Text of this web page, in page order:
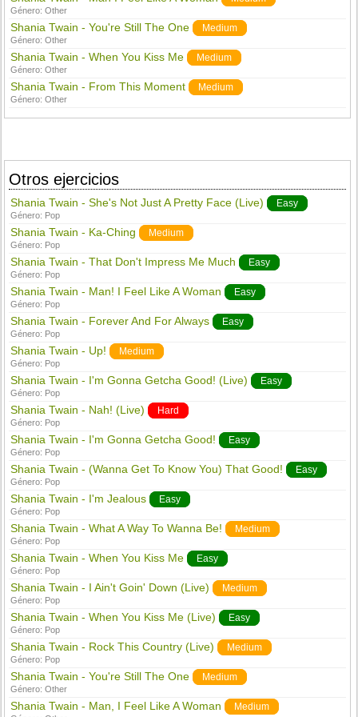
Género:Other
Shania Twain - You're Still The One Medium
Género:Other
Shania Twain - When You Kiss Me Medium
Género:Other
Shania Twain - From This Moment Medium
Género:Other
Otros ejercicios
Shania Twain - She's Not Just A Pretty Face (Live) Easy
Género: Pop
Shania Twain - Ka-Ching Medium
Género: Pop
Shania Twain - That Don't Impress Me Much Easy
Género: Pop
Shania Twain - Man! I Feel Like A Woman Easy
Género: Pop
Shania Twain - Forever And For Always Easy
Género: Pop
Shania Twain - Up! Medium
Género: Pop
Shania Twain - I'm Gonna Getcha Good! (Live) Easy
Género: Pop
Shania Twain - Nah! (Live) Hard
Género: Pop
Shania Twain - I'm Gonna Getcha Good! Easy
Género: Pop
Shania Twain - (Wanna Get To Know You) That Good! Easy
Género: Pop
Shania Twain - I'm Jealous Easy
Género: Pop
Shania Twain - What A Way To Wanna Be! Medium
Género: Pop
Shania Twain - When You Kiss Me Easy
Género: Pop
Shania Twain - I Ain't Goin' Down (Live) Medium
Género: Pop
Shania Twain - When You Kiss Me (Live) Easy
Género: Pop
Shania Twain - Rock This Country (Live) Medium
Género: Pop
Shania Twain - You're Still The One Medium
Género:Other
Shania Twain - Man, I Feel Like A Woman Medium